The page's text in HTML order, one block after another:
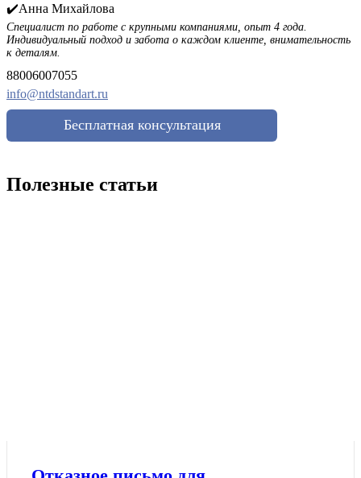
✔️Анна Михайлова
Специалист по работе с крупными компаниями, опыт 4 года.
Индивидуальный подход и забота о каждом клиенте, внимательность
к деталям.
88006007055
info@ntdstandart.ru
Бесплатная консультация
Полезные статьи